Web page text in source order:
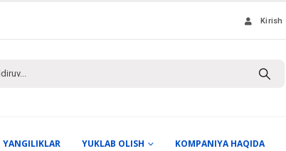
Kirish
YANGILIKLAR YUKLAB OLISH KOMPANIYA HAQIDA